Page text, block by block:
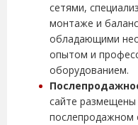
сетями,
монтаже и
обладающими
опытом и
оборудованием.
сайте
послепродажном